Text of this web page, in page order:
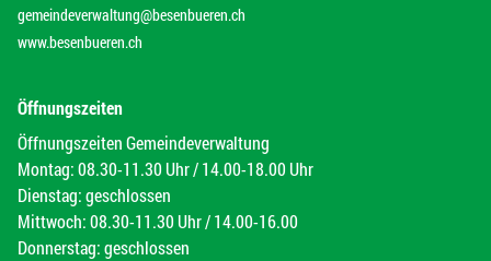
gemeindeverwaltung@besenbueren.ch
www.besenbueren.ch
Öffnungszeiten
Öffnungszeiten Gemeindeverwaltung
Montag: 08.30-11.30 Uhr / 14.00-18.00 Uhr
Dienstag: geschlossen
Mittwoch: 08.30-11.30 Uhr / 14.00-16.00
Donnerstag: geschlossen